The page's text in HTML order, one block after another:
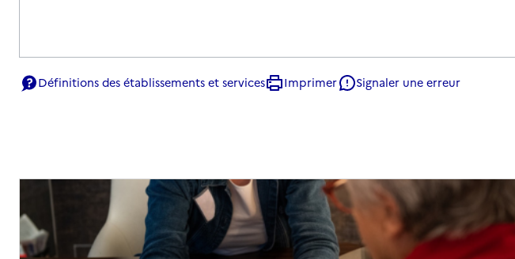
Définitions des établissements et services Imprimer Signaler une erreur